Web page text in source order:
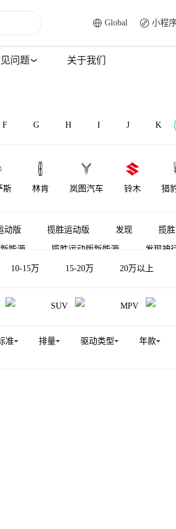
Global 小程
问题 关于我们
F G H I J K
斯 林肯 岚图汽车 铃木 猎
车 理念 莲花汽车 雷达汽车 力
动版 揽胜运动版 发现 揽
能源 揽胜运动版新能源 发现神
新能源 发现（平行进口） 路虎卫
10-15万 15-20万 20万以上
SUV MPV
准 排量 驱动类型 年款